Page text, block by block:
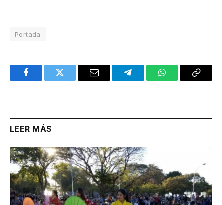
Portada
FacebookTwitter Email TelegramWhatsAppCopy
LEER MÁS